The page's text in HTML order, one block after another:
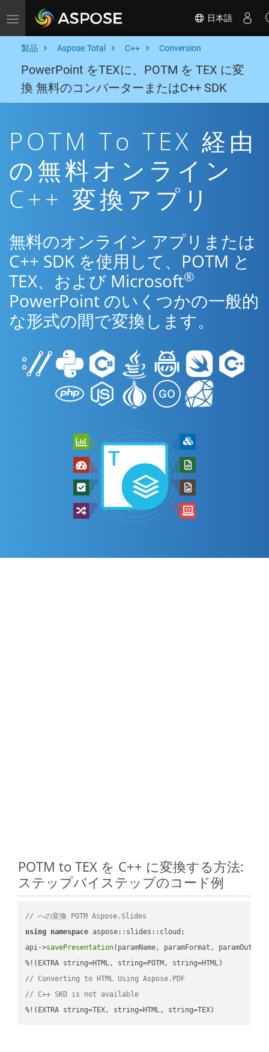
Toggle navigation 日本語
製品 Aspose.Total C++ Conversion
PowerPoint をTEXに、POTM を TEX に変
換 無料のコンバーターまたはC++ SDK
POTM To TEX 経由
の無料オンライン
C++ 変換アプリ
無料のオンライン アプリまたは
C++ SDK を使用して、POTM と
TEX、および Microsoft®
PowerPoint のいくつかの一般的
な形式の間で変換します。
POTM to TEX を C++ に変換する方法:
ステップバイステップのコード例
// への変換 POTM Aspose.Slides
using namespace aspose::slides::cloud;
api->savePresentation(paramName, paramFormat,
// Converting to HTML Using Aspose.PDF
// C++ SKD is not available
%!(EXTRA string=TEX, string=HTML, string=TEX)